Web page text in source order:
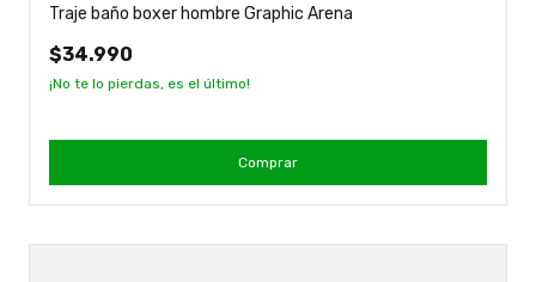
Traje baño boxer hombre Graphic Arena
$34.990
¡No te lo pierdas, es el último!
Comprar